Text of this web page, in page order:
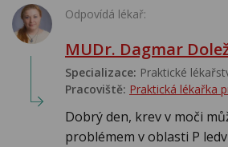
Odpovídá lékař:
MUDr. Dagmar
Specializace: Praktické
Pracoviště: Praktická lékařka
Dobrý den, krev v moči
problémem v oblasti P